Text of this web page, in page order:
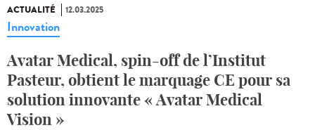
ACTUALITÉ 12.03.2025
Innovation
Avatar Medical, spin-off de l’Institut
Pasteur, obtient le marquage CE pour sa
solution innovante « Avatar Medical
Vision »